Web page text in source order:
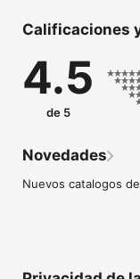
Calificaciones
4.5
de 5
Novedades
Nuevos catalogos